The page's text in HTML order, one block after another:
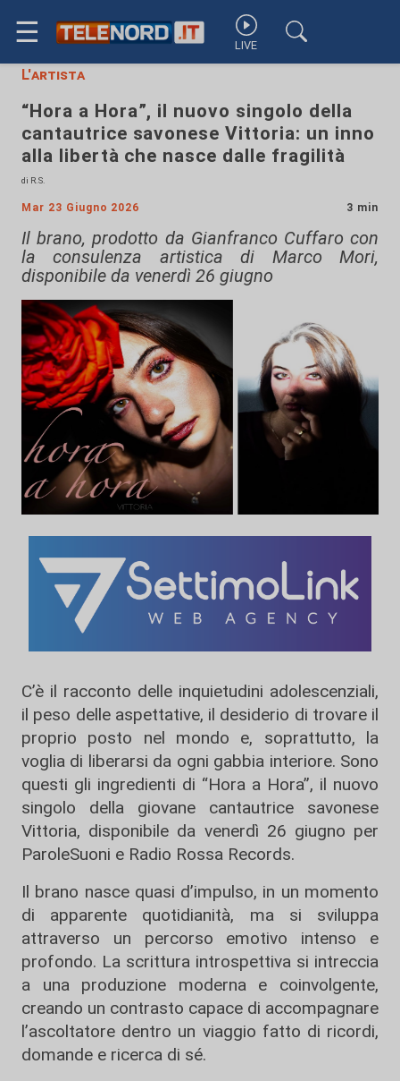
☰ LIVE
L'artista
“Hora a Hora”, il nuovo singolo della
cantautrice savonese Vittoria: un inno
alla libertà che nasce dalle fragilità
di R.S.
Mar 23 Giugno 2026 3 min
Il brano, prodotto da Gianfranco Cuffaro con
la consulenza artistica di Marco Mori,
disponibile da venerdì 26 giugno
C’è il racconto delle inquietudini adolescenziali,
il peso delle aspettative, il desiderio di trovare il
proprio posto nel mondo e, soprattutto, la
voglia di liberarsi da ogni gabbia interiore. Sono
questi gli ingredienti di “Hora a Hora”, il nuovo
singolo della giovane cantautrice savonese
Vittoria, disponibile da venerdì 26 giugno per
ParoleSuoni e Radio Rossa Records.
Il brano nasce quasi d’impulso, in un momento
di apparente quotidianità, ma si sviluppa
attraverso un percorso emotivo intenso e
profondo. La scrittura introspettiva si intreccia
a una produzione moderna e coinvolgente,
creando un contrasto capace di accompagnare
l’ascoltatore dentro un viaggio fatto di ricordi,
domande e ricerca di sé.